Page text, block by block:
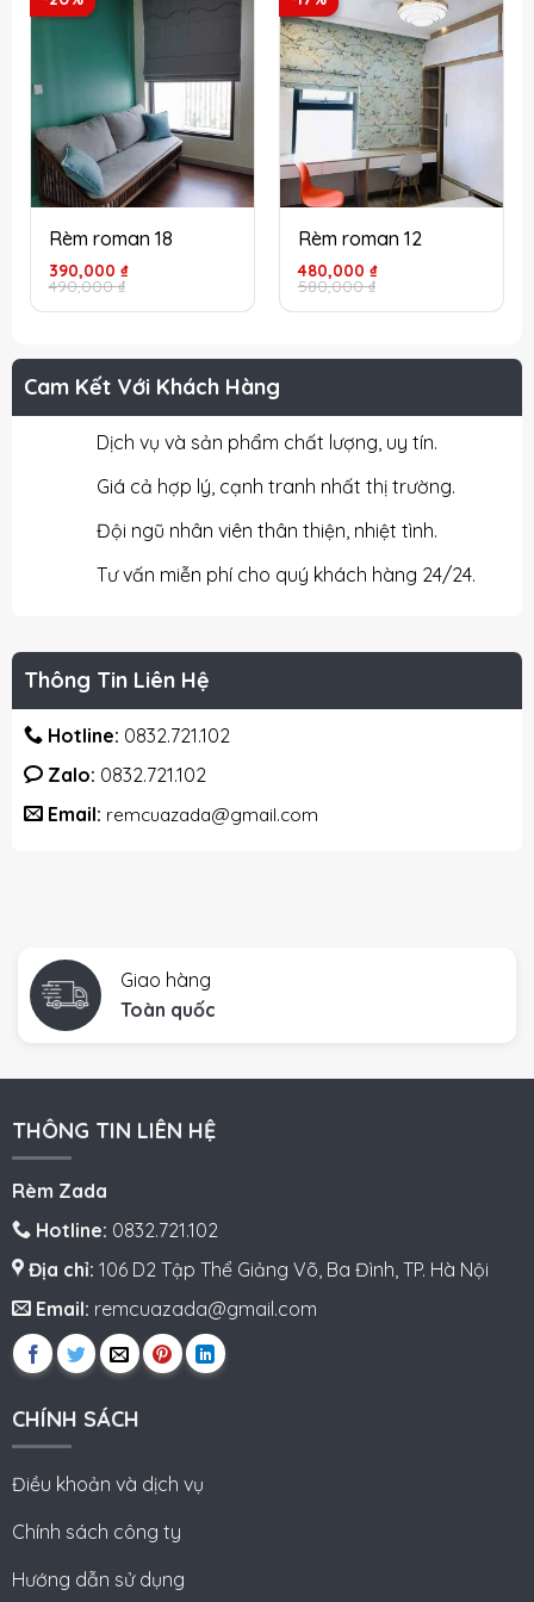
Cam Kết Với Khách Hàng
Dịch vụ và sản phẩm chất lượng, uy tín.
Giá cả hợp lý, cạnh tranh nhất thị trường.
Đội ngũ nhân viên thân thiện, nhiệt tình.
Tư vấn miễn phí cho quý khách hàng 24/24.
Thông Tin Liên Hệ
Hotline: 0832.721.102
Zalo: 0832.721.102
Email: remcuazada@gmail.com
Rèm roman 18
490,000₫
Giá
gốc
490,000 ₫.
390,000 ₫
Giá
hiện
là:
Rèm roman 12
580,000₫
Giá
gốc
580,000 ₫.
480,000 ₫
Giá
hiện
là:
Giao hàng
Toàn quốc
THÔNG TIN LIÊN HỆ
Rèm Zada
Hotline: 0832.721.102
Địa chỉ: 106 D2 Tập Thể Giảng Võ, Ba Đình, TP. Hà Nội
Email: remcuazada@gmail.com
CHÍNH SÁCH
Điều khoản và dịch vụ
Chính sách công ty
Hướng dẫn sử dụng